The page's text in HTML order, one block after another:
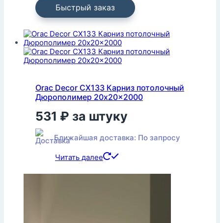
Быстрый заказ
Orac Decor CX133 Карниз потолочный
Дюрополимер 20x20x2000
531 ₽ за штуку
Ближайшая доставка: По запросу
Читать далее